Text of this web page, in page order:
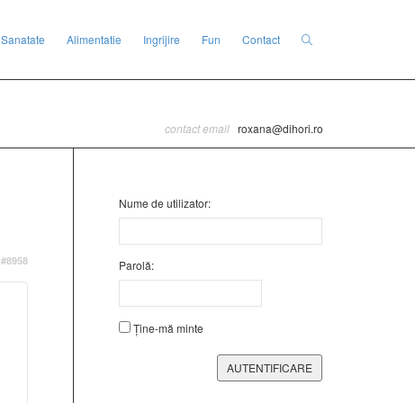
Sanatate Alimentatie Ingrijire Fun Contact
contact email roxana@dihori.ro
#8958
Nume de utilizator:
Parolă:
Ține-mă minte
AUTENTIFICARE